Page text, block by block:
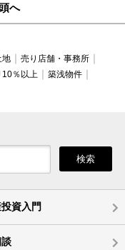
へ
地
売り店舗・事務所
10％以上
築浅物件
検索
資入門